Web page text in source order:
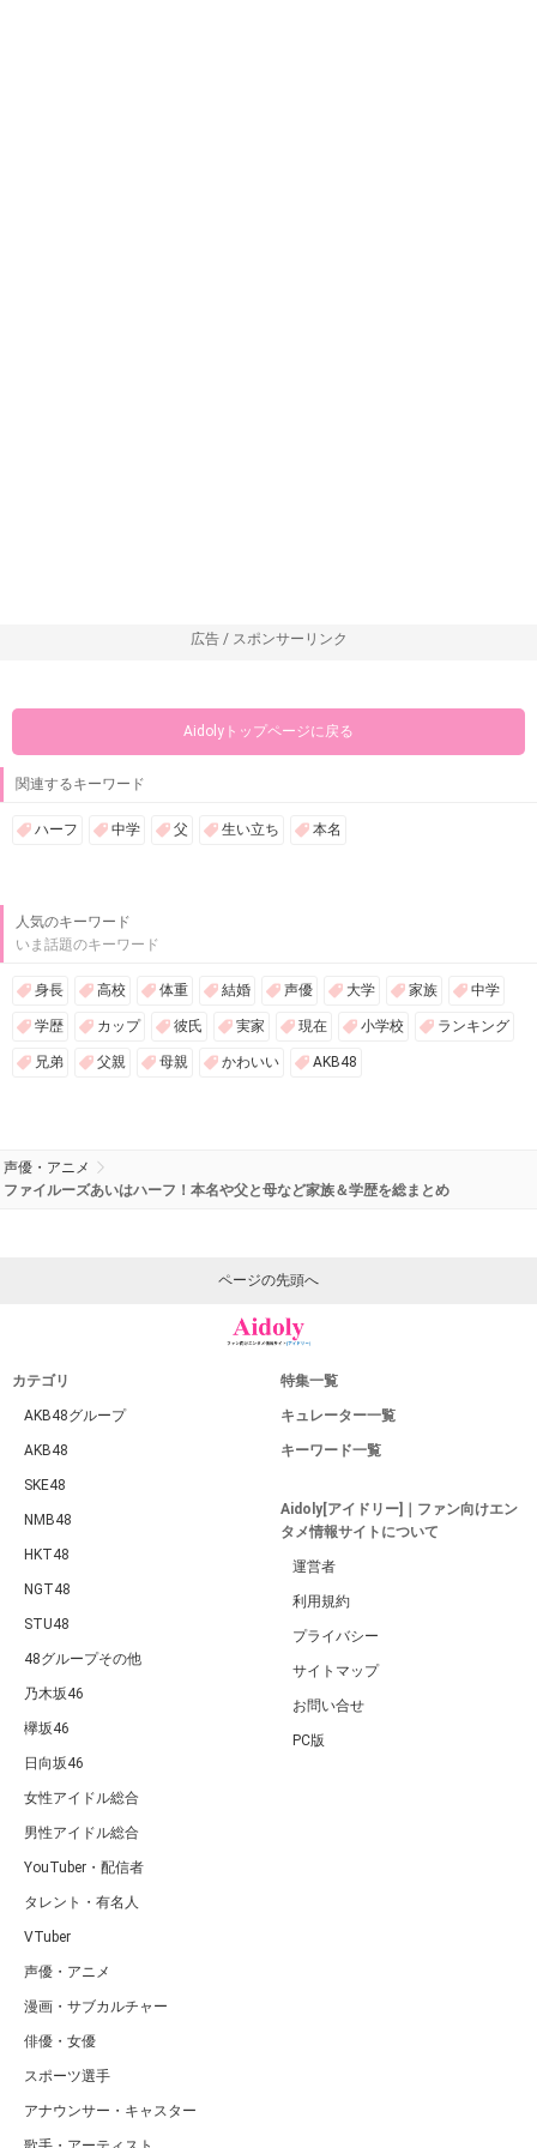
広告 / スポンサーリンク
Aidolyトップページに戻る
関連するキーワード
ハーフ 中学 父 生い立ち 本名
人気のキーワード
いま話題のキーワード
身長 高校 体重 結婚 声優 大学 家族 中学
学歴 カップ 彼氏 実家 現在 小学校 ランキング
兄弟 父親 母親 かわいい AKB48
声優・アニメ
ファイルーズあいはハーフ！本名や父と母など家族＆学歴を総まとめ
ページの先頭へ
カテゴリ
AKB48グループ
AKB48
SKE48
NMB48
HKT48
NGT48
STU48
48グループその他
乃木坂46
欅坂46
日向坂46
女性アイドル総合
男性アイドル総合
YouTuber・配信者
タレント・有名人
VTuber
声優・アニメ
漫画・サブカルチャー
俳優・女優
スポーツ選手
アナウンサー・キャスター
特集一覧
キュレーター一覧
キーワード一覧
Aidoly[アイドリー]｜ファン向けエン
タメ情報サイトについて
運営者
利用規約
プライバシー
サイトマップ
お問い合せ
PC版